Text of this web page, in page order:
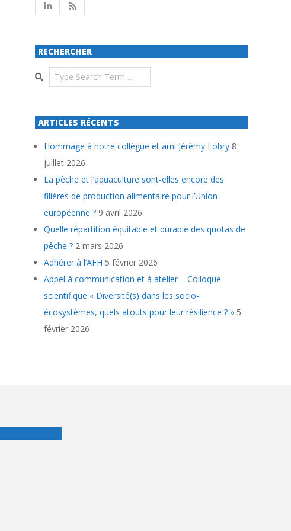
RECHERCHER
Search
ARTICLES RÉCENTS
Hommage à notre collègue et ami Jérémy Lobry 8
juillet 2026
La pêche et l’aquaculture sont-elles encore des
filières de production alimentaire pour l’Union
européenne ? 9 avril 2026
Quelle répartition équitable et durable des quotas de
pêche ? 2 mars 2026
Adhérer à l’AFH 5 février 2026
Appel à communication et à atelier – Colloque
scientifique « Diversité(s) dans les socio-
écosystèmes, quels atouts pour leur résilience ? » 5
février 2026